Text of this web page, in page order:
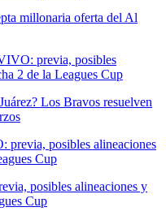
millonaria oferta del Al
previa, posibles
2 de la Leagues Cup
Los Bravos resuelven
posibles alineaciones
Cup
posibles alineaciones y
Cup